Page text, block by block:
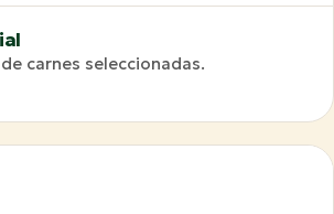
carnes seleccionadas.